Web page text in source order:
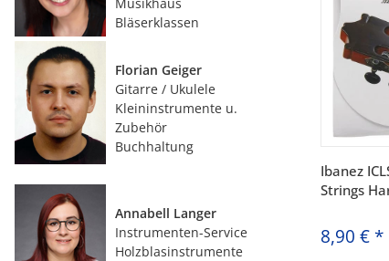
Ibanez
Strings
8,90 € *
Bläserklassen
Florian Geiger
Gitarre / Ukulele
Kleininstrumente u.
Zubehör
Buchhaltung
Annabell Langer
Instrumenten-Service
Holzblasinstrumente